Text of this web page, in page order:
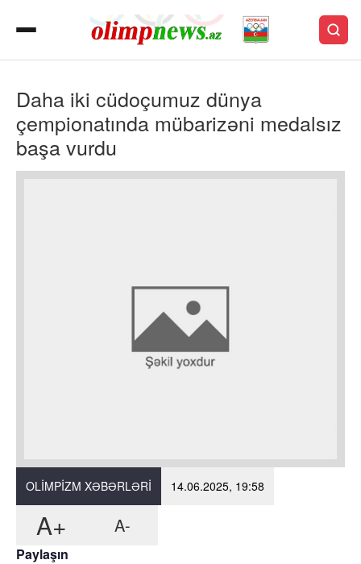
Daha iki cüdoçumuz dünya
çempionatında mübarizəni medalsız
başa vurdu
OLIMPIZM XƏBƏRLƏRI 14.06.2025, 19:58
A+ A-
Paylaşın